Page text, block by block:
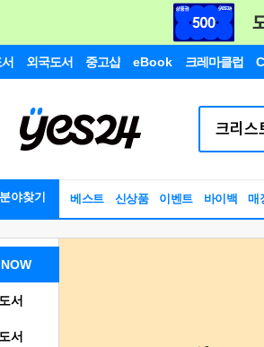
외국도서 중고샵 eBook 크레마클럽
야찾기 베스트 신상품 이벤트 바이백 매
서
서